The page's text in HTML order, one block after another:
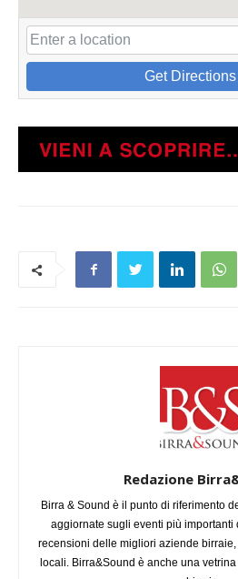
Get Directions
Redazione
Birra & Sound è il punto di riferimento
aggiornate sugli eventi più importanti
recensioni delle migliori aziende
locali. Birra&Sound è anche una